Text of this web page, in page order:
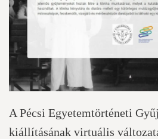
A Pécsi Egyetemtörténeti
kiállításának virtuális